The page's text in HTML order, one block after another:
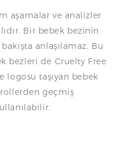
aşamalar ve analizler
Bir bebek bezinin
anlaşılamaz. Bu
bezleri de Cruelty Free
logosu taşıyan bebek
geçmiş